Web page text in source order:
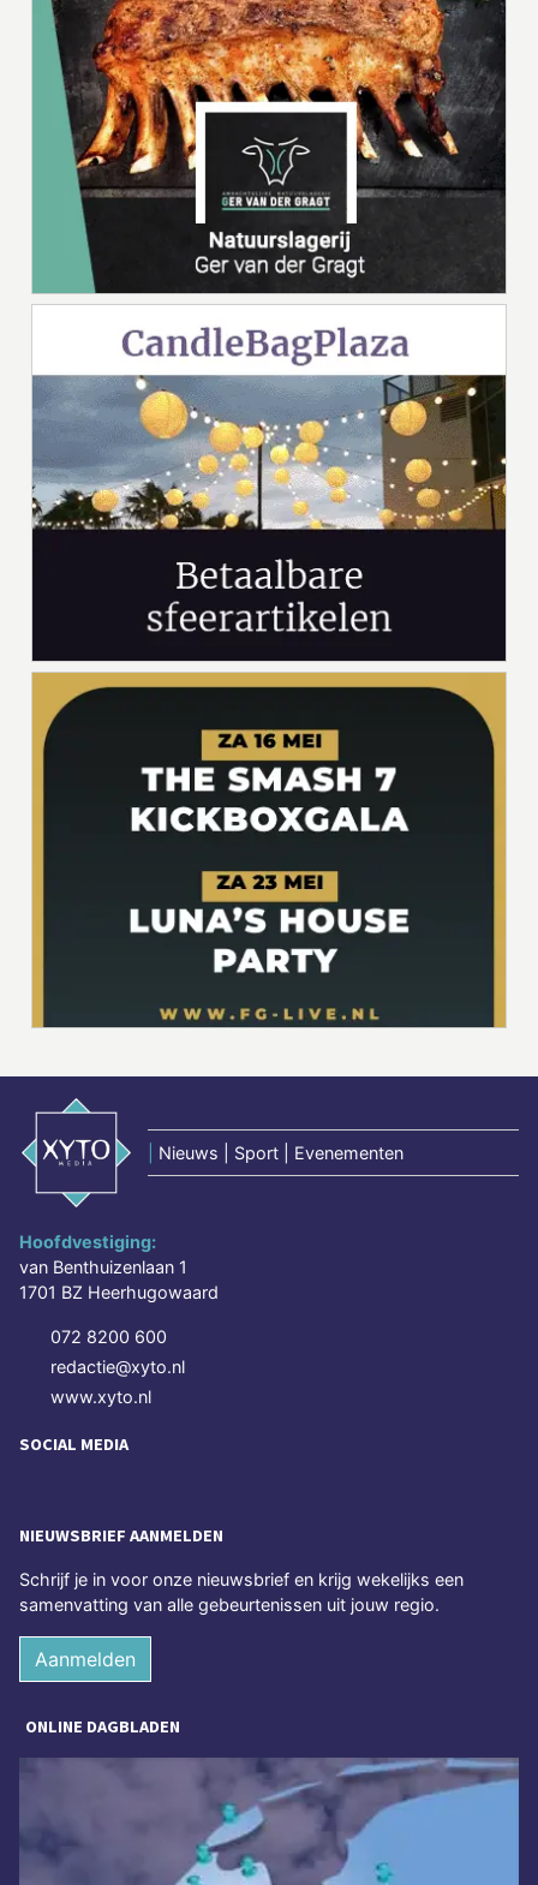
Nieuws | Sport | Evenementen
Hoofdvestiging:
van Benthuizenlaan 1
1701 BZ Heerhugowaard
072 8200 600
redactie@xyto.nl
www.xyto.nl
SOCIAL MEDIA
NIEUWSBRIEF AANMELDEN
Schrijf je in voor onze nieuwsbrief en krijg wekelijks een
samenvatting van alle gebeurtenissen uit jouw regio.
Aanmelden
ONLINE DAGBLADEN